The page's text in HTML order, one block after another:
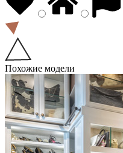
Похожие модели